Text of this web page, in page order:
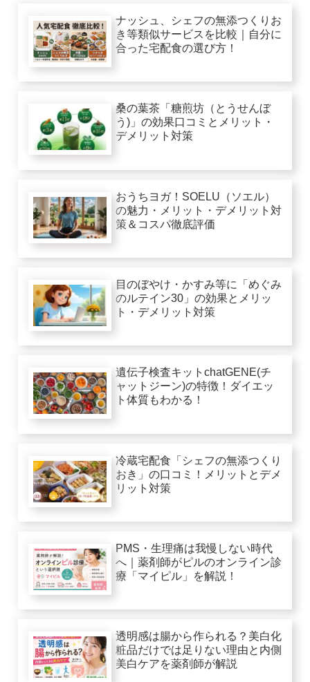
ナッシュ、シェフの無添つくりお
き等類似サービスを比較｜自分に
合った宅配食の選び方！
桑の葉茶「糖煎坊（とうせんぼ
う)」の効果口コミとメリット・
デメリット対策
おうちヨガ！SOELU（ソエル）
の魅力・メリット・デメリット対
策＆コスパ徹底評価
目のぼやけ・かすみ等に「めぐみ
のルテイン30」の効果とメリッ
ト・デメリット対策
遺伝子検査キットchatGENE(チ
ャットジーン)の特徴！ダイエッ
ト体質もわかる！
冷蔵宅配食「シェフの無添つくり
おき」の口コミ！メリットとデメ
リット対策
PMS・生理痛は我慢しない時代
へ｜薬剤師がピルのオンライン診
療「マイピル」を解説！
透明感は腸から作られる？美白化
粧品だけでは足りない理由と内側
美白ケアを薬剤師が解説